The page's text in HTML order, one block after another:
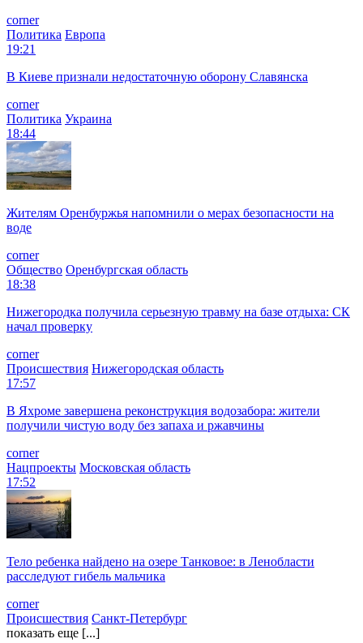
corner
Политика Европа
19:21
В Киеве признали недостаточную оборону Славянска
corner
Политика Украина
18:44
Жителям Оренбуржья напомнили о мерах безопасности на
воде
corner
Общество Оренбургская область
18:38
Нижегородка получила серьезную травму на базе отдыха: СК
начал проверку
corner
Происшествия Нижегородская область
17:57
В Яхроме завершена реконструкция водозабора: жители
получили чистую воду без запаха и ржавчины
corner
Нацпроекты Московская область
17:52
Тело ребенка найдено на озере Танковое: в Ленобласти
расследуют гибель мальчика
corner
Происшествия Санкт-Петербург
показать еще [...]